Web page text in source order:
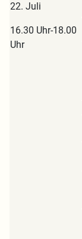
22. Juli
16.30 Uhr-18.00
Uhr